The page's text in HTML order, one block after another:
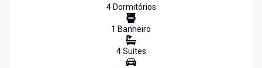
4Dormitórios
1 Banheiro
4Suítes